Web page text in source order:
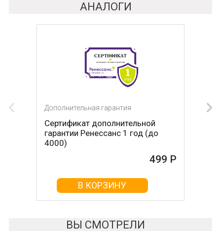
АНАЛОГИ
Дополнительная гарантия
Сертификат дополнительной
гарантии Ренессанс 1 год (до
4000)
499 Р
В КОРЗИНУ
ВЫ СМОТРЕЛИ